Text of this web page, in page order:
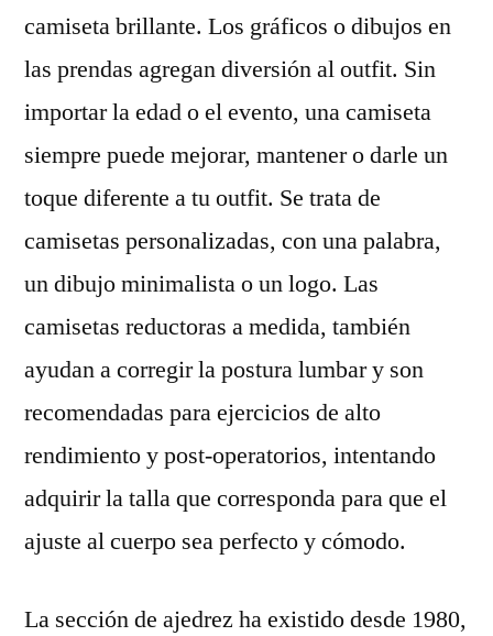
camiseta brillante. Los gráficos o dibujos en
las prendas agregan diversión al outfit. Sin
importar la edad o el evento, una camiseta
siempre puede mejorar, mantener o darle un
toque diferente a tu outfit. Se trata de
camisetas personalizadas, con una palabra,
un dibujo minimalista o un logo. Las
camisetas reductoras a medida, también
ayudan a corregir la postura lumbar y son
recomendadas para ejercicios de alto
rendimiento y post-operatorios, intentando
adquirir la talla que corresponda para que el
ajuste al cuerpo sea perfecto y cómodo.
La sección de ajedrez ha existido desde 1980,